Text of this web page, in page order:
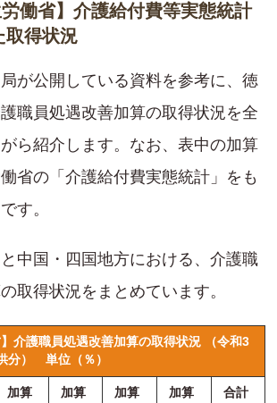
働省】介護給付費等実態統計
取得状況
が公開している資料を参考に、徳
職員処遇改善加算の取得状況を全
ら紹介します。なお、表中の加算
省の「介護給付費実態統計」をも
す。
中国・四国地方における、介護職
取得状況をまとめています。
】介護職員処遇改善加算の取得状況 （令和3
）
単位（％）
加算
加算
加算
加算
合計